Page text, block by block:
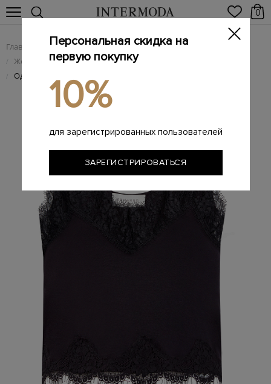
0
Главная Женщинам / Женская одежда
/ Женские футболки
/ Однотонный топ с кружевной отделкой кромок
Персональная скидка на
первую покупку
10%
для зарегистрированных пользователей
ЗАРЕГИСТРИРОВАТЬСЯ